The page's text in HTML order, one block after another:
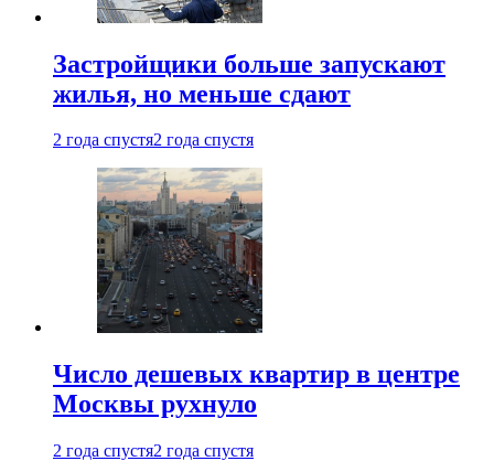
Застройщики больше запускают
жилья, но меньше сдают
2 года спустя2 года спустя
Число дешевых квартир в центре
Москвы рухнуло
2 года спустя2 года спустя